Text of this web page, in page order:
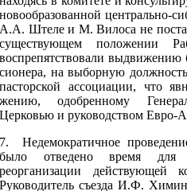
новообразованной центрально-
А.А. Штеле и М. Вилоса не
существующем положении
воспрепятствовали
сионера, на выборную
пасторской ассо­циации, что
жению, одобренному
Церковью и руковод­ством Евро-
7. Недемократичное
было отведено время для
реорганиза­ции действующей
Руководитель съезда И.Ф.